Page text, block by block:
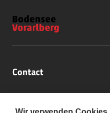
Contact
Opening Hours